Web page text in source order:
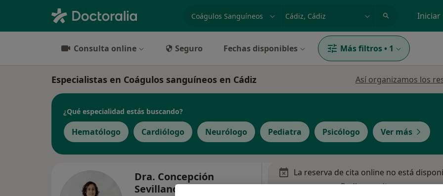
especialidad, enfermedad o nombre
p. ej. Madrid Iniciar
Consulta online Seguro Fechas disponibles Más filtros • 1
Especialistas en Coágulos sanguíneos en Cádiz Así organizamos los
¿Qué especialidad estás buscando?
Hematólogo Cardiólogo Neurólogo Pediatra Psicólogo Ver más
Dra. Concepción
Sevillano Ruíz-Mateos
La reserva de cita online no está
Pedir una cita